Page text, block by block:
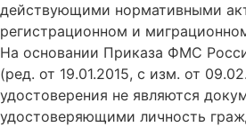
действующими нормативными
регистрационном и
На основании Приказа ФМС
(ред. от 19.01.2015, с изм. от
удостоверения не являются
удостоверяющими личность